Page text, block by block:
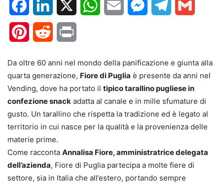
FacebookLinkedIn WhatsApp
Email MessengerTelegram
PinterestReddit
Da oltre 60 anni nel mondo della panificazione e giunta alla
quarta generazione, Fiore di Puglia è presente da anni nel
Vending, dove ha portato il tipico tarallino pugliese in
confezione snack adatta al canale e in mille sfumature di
gusto. Un tarallino che rispetta la tradizione ed è legato al
territorio in cui nasce per la qualità e la provenienza delle
materie prime.
Come racconta Annalisa Fiore, amministratrice delegata
dell’azienda, Fiore di Puglia partecipa a molte fiere di
settore, sia in Italia che all’estero, portando sempre